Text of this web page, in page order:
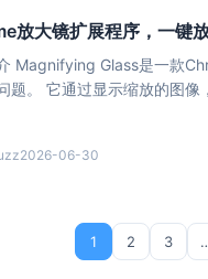
放大镜扩展程序，一键
Magnifying Glass是一款
不会影响网页的其余部分。这款扩展
2026-06-30
1 2 3